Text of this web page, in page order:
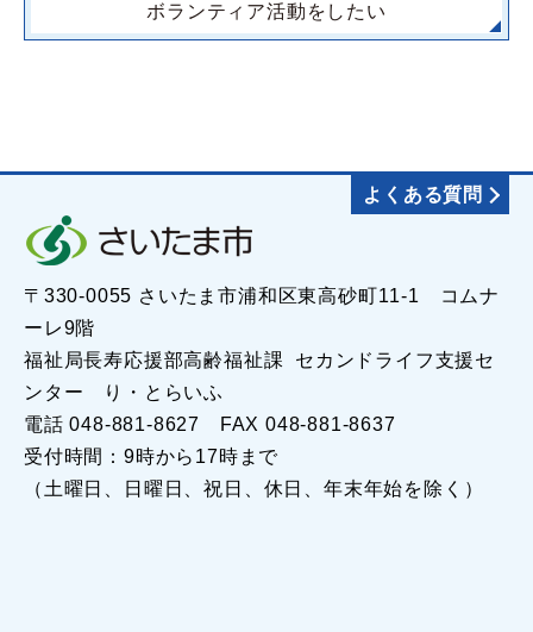
ボランティア活動をしたい
よくある質問
〒330-0055 さいたま市浦和区東高砂町11-1 コムナ
ーレ9階
福祉局長寿応援部高齢福祉課 セカンドライフ支援セ
ンター り・とらいふ
電話 048-881-8627 FAX 048-881-8637
受付時間：9時から17時まで
（土曜日、日曜日、祝日、休日、年末年始を除く）